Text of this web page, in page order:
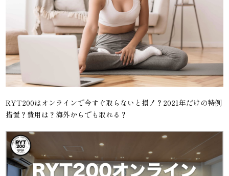
RYT200はオンラインで今すぐ取らないと損！？2021年だけの特例
措置？費用は？海外からでも取れる？